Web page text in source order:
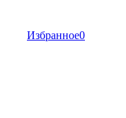
Избранное0